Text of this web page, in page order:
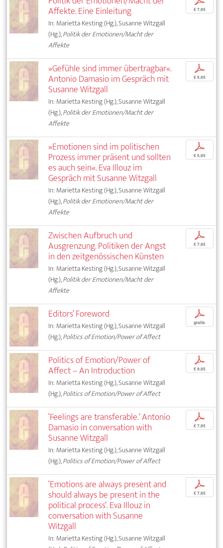
Affekte. Eine Einleitung
In: Marietta Kesting (Hg.), Susanne Witzgall
(Hg.),Politik der Emotionen/Macht der
Affekte
€ 7,95
»Gefühle sind immer übertragbar«.
Antonio Damasio im Gespräch mit
Susanne Witzgall
In: Marietta Kesting (Hg.), Susanne Witzgall
(Hg.),Politik der Emotionen/Macht der
Affekte
p
€ 5,95
»Emotionen sind im politischen
Prozess immer präsent und sollten
es auch sein«. Eva Illouz im
Gespräch mit Susanne Witzgall
In: Marietta Kesting (Hg.), Susanne Witzgall
(Hg.),Politik der Emotionen/Macht der
Affekte
p
€ 5,95
Zwischen Aufbruch und
Ausgrenzung. Politiken der Angst
in den zeitgenössischen Künsten
In: Marietta Kesting (Hg.), Susanne Witzgall
(Hg.),Politik der Emotionen/Macht der
Affekte
p
€ 7,95
Editors’ Foreword
In: Marietta Kesting (Hg.), Susanne Witzgall
(Hg.),Politics of Emotion/Power of Affect
p
gratis
Politics of Emotion/Power of
Affect – An Introduction
In: Marietta Kesting (Hg.), Susanne Witzgall
(Hg.),Politics of Emotion/Power of Affect
p
€ 9,95
‘Feelings are transferable.’ Antonio
Damasio in conversation with
Susanne Witzgall
In: Marietta Kesting (Hg.), Susanne Witzgall
(Hg.),Politics of Emotion/Power of Affect
p
€ 7,95
‘Emotions are always present and
should always be present in the
political process’. Eva Illouz in
conversation with Susanne
Witzgall
In: Marietta Kesting (Hg.), Susanne Witzgall
p
€ 7,95